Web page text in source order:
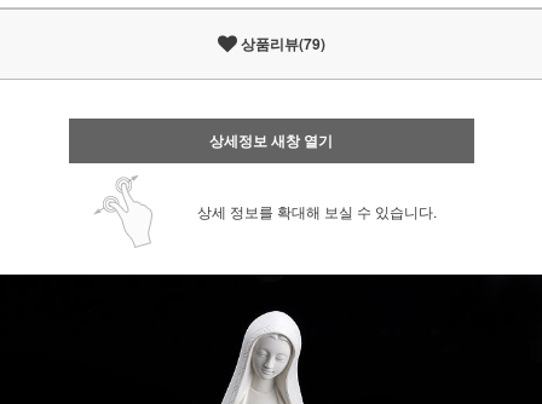
상품리뷰(79)
상세정보 새창 열기
상세 정보를 확대해 보실 수 있습니다.